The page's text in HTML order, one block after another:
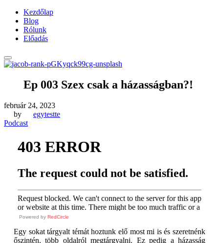
Kezdőlap
Blog
Rólunk
Előadás
Ep 003 Szex csak a házasságban?!
február 24, 2023
by
egytestte
Podcast
Powered by RedCircle
Egy sokat tárgyalt témát hoztunk elő most mi is és szeretnénk
őszintén, több oldalról megtárgyalni. Ez pedig a házasság